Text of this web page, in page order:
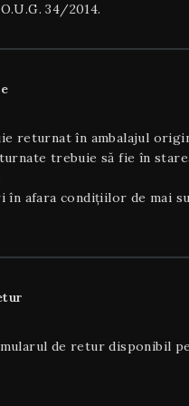
34/2014.
returnat în ambalajul
trebuie să fie în
afara condițiilor de mai
de retur disponibil pe